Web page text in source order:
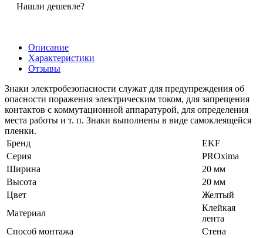
Нашли дешевле?
Описание
Характеристики
Отзывы
Знаки электробезопасности служат для предупреждения об
опасности поражения электрическим током, для запрещения
контактов с коммутационной аппаратурой, для определения
места работы и т. п. Знаки выполнены в виде самоклеящейся
пленки.
Бренд
EKF
Серия
PROxima
Ширина
20 мм
Высота
20 мм
Цвет
Желтый
Материал
Клейкая
лента
Способ монтажа
Стена